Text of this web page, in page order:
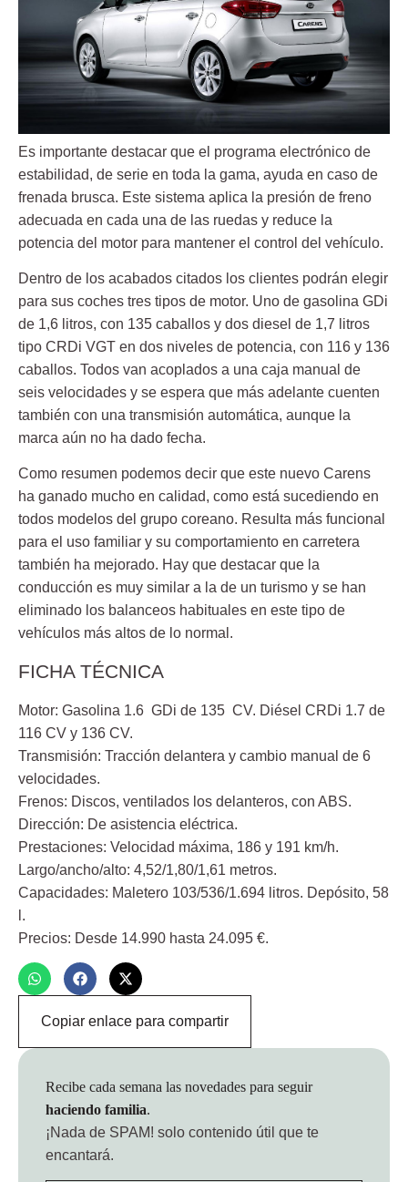
Es importante destacar que el programa electrónico de
estabilidad, de serie en toda la gama, ayuda en caso de
frenada brusca. Este sistema aplica la presión de freno
adecuada en cada una de las ruedas y reduce la
potencia del motor para mantener el control del vehículo.
Dentro de los acabados citados los clientes podrán elegir
para sus coches tres tipos de motor. Uno de gasolina GDi
de 1,6 litros, con 135 caballos y dos diesel de 1,7 litros
tipo CRDi VGT en dos niveles de potencia, con 116 y 136
caballos. Todos van acoplados a una caja manual de
seis velocidades y se espera que más adelante cuenten
también con una transmisión automática, aunque la
marca aún no ha dado fecha.
Como resumen podemos decir que este nuevo Carens
ha ganado mucho en calidad, como está sucediendo en
todos modelos del grupo coreano. Resulta más funcional
para el uso familiar y su comportamiento en carretera
también ha mejorado. Hay que destacar que la
conducción es muy similar a la de un turismo y se han
eliminado los balanceos habituales en este tipo de
vehículos más altos de lo normal.
FICHA TÉCNICA
Motor: Gasolina 1.6 GDi de 135 CV. Diésel CRDi 1.7 de
116 CV y 136 CV.
Transmisión: Tracción delantera y cambio manual de 6
velocidades.
Frenos: Discos, ventilados los delanteros, con ABS.
Dirección: De asistencia eléctrica.
Prestaciones: Velocidad máxima, 186 y 191 km/h.
Largo/ancho/alto: 4,52/1,80/1,61 metros.
Capacidades: Maletero 103/536/1.694 litros. Depósito, 58
l.
Precios: Desde 14.990 hasta 24.095 €.
Copiar enlace para compartir
Recibe cada semana las novedades para seguir
haciendo familia.
¡Nada de SPAM! solo contenido útil que te
encantará.